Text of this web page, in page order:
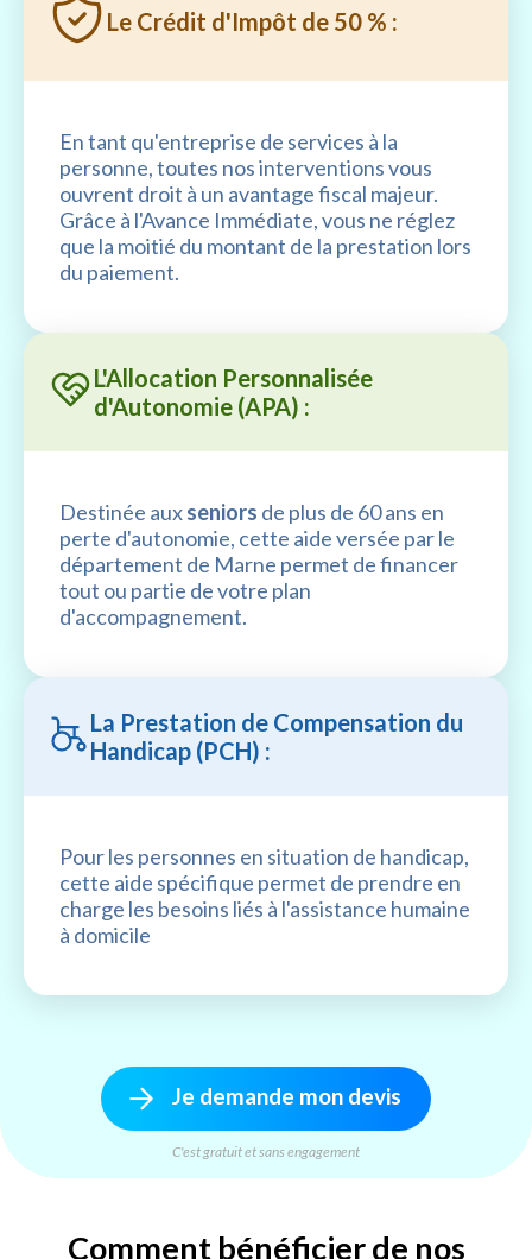
Le Crédit d'Impôt de 50 % :
En tant qu'entreprise de services à la
personne, toutes nos interventions vous
ouvrent droit à un avantage fiscal majeur.
Grâce à l'Avance Immédiate, vous ne réglez
que la moitié du montant de la prestation lors
du paiement.
L'Allocation Personnalisée
d'Autonomie (APA) :
Destinée auxseniors de plus de 60 ans en
perte d'autonomie, cette aide versée par le
département de Marne permet de financer
tout ou partie de votre plan
d'accompagnement.
La Prestation de Compensation du
Handicap (PCH) :
Pour les personnes en situation de handicap,
cette aide spécifique permet de prendre en
charge les besoins liés à l'assistance humaine
à domicile
Je demande mon devis
C'est gratuit et sans engagement
Comment bénéficier de nos